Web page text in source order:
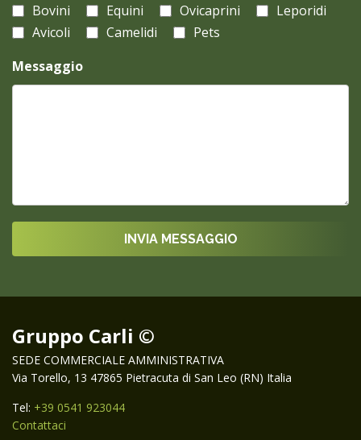
Bovini
Equini Ovicaprini
Leporidi
Avicoli
Camelidi
Pets
Messaggio
Gruppo Carli ©
SEDE COMMERCIALE AMMINISTRATIVA
Via Torello, 13 47865 Pietracuta di San Leo (RN) Italia
Tel: +39 0541 923044
Contattaci